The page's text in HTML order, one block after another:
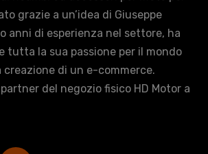
grazie a un’idea di Giuseppe
anni di esperienza nel settore, ha
tutta la sua passione per il mondo
creazione di un e-commerce.
del negozio fisico HD Motor a